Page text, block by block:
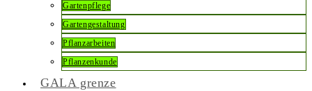
Gartenpflege
Gartengestaltung
Pflanzarbeiten
Pflanzenkunde
GALA grenze